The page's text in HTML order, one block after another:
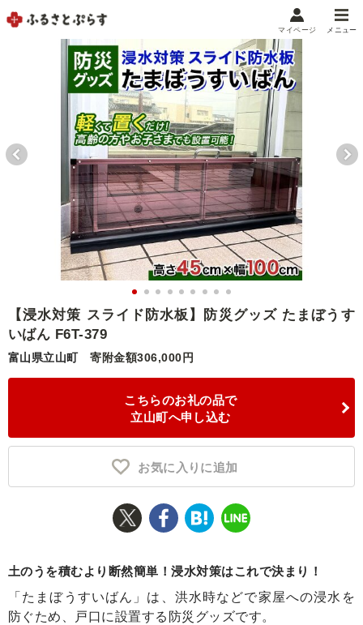
メニュー
マイメニュー
マイページ
お気に入り 閲覧履歴
メニュー
お礼の品から探す
お礼の品をカテゴリや金額で絞り込み
自治体から探す
ランキング
特集・おすすめ
マイページ
【浸水対策 スライド防水板】防災グッズ たまぼうす
いばん F6T-379
富山県立山町 寄附金額306,000円
こちらのお礼の品で
立山町へ申し込む
お気に入りに追加
土のうを積むより断然簡単！浸水対策はこれで決まり！
「たまぼうすいばん」は、洪水時などで家屋への浸水を
防ぐため、戸口に設置する防災グッズです。